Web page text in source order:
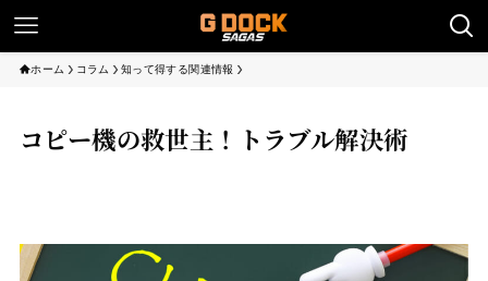
ホーム コラム 知って得する関連情報
コピー機の救世主！トラブル解決術